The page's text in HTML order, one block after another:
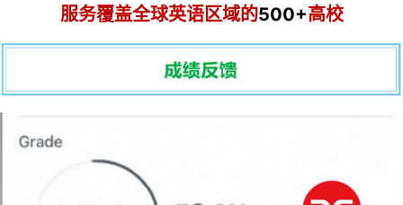
服务覆盖全球英语区域的500+高校